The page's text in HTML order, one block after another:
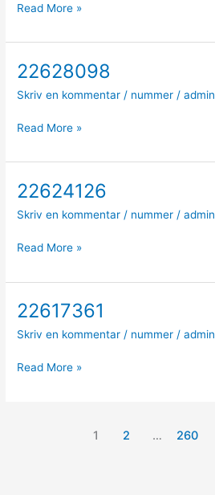
Read More »
22628098
Skriv en kommentar / nummer /admin
22628098
Read More »
22624126
Skriv en kommentar / nummer /admin
22624126
Read More »
22617361
Skriv en kommentar / nummer /admin
22617361
Read More »
1 2 … 260